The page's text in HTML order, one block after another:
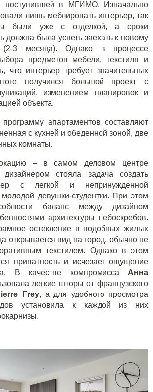
поступившей в МГИМО. Изначально
лишь меблировать интерьер, так
были уже с отделкой, а сроки
должна была успеть заехать к новому
(2-3 месяца). Однако в процессе
предметов мебели, текстиля и
что интерьер требует значительных
получился большой проект с
изменением планировок и
объекта.
апартаментов составляют
с кухней и обеденной зоной, две
комнаты.
– в самом деловом центре
стояла задача создать
с легкой и непринужденной
девушки-студентки. При этом
баланс между дизайном
архитектуры небоскребов.
остекление в подобных жилых
открывается вид на город, обычно не
текстилем. Однако в этом
приватность и исчезает ощущение
В качестве компромисса Анна
легкие шторы от французского
Frey, а для удобного просмотра
установила к каждой из них